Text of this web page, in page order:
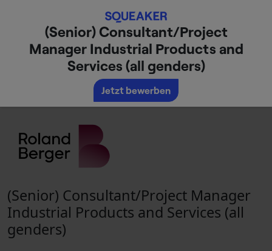
(Senior) Consultant/Project
Manager Industrial Products and
Services (all genders)
Jetzt bewerben